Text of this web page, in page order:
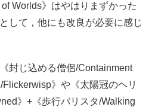
Worlds》はやはりまずかった
して，他にも改良が必要に感じ
封じ込める僧侶/Containment
》や《太陽冠のヘリ
》+《歩行バリスタ/Walking